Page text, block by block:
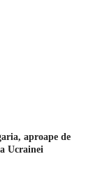
aproape de
Ucrainei